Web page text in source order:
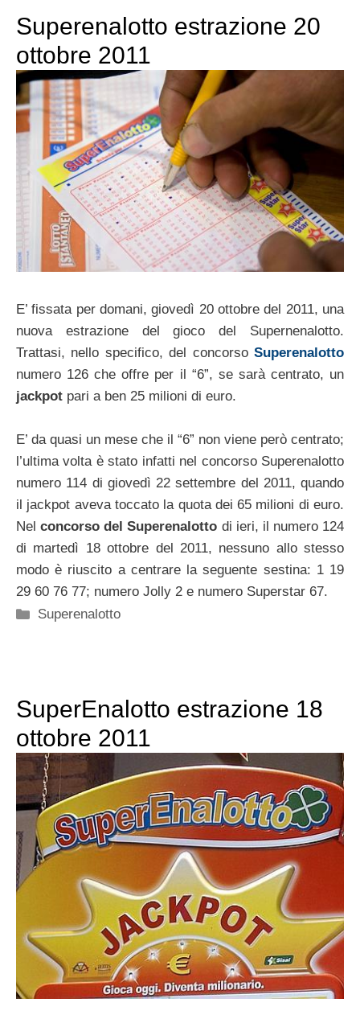
Superenalotto estrazione 20
ottobre 2011
E’ fissata per domani, giovedì 20 ottobre del 2011, una
nuova estrazione del gioco del Supernenalotto.
Trattasi, nello specifico, del concorso Superenalotto
numero 126 che offre per il “6”, se sarà centrato, un
jackpot pari a ben 25 milioni di euro.
E’ da quasi un mese che il “6” non viene però centrato;
l’ultima volta è stato infatti nel concorso Superenalotto
numero 114 di giovedì 22 settembre del 2011, quando
il jackpot aveva toccato la quota dei 65 milioni di euro.
Nelconcorso del Superenalotto di ieri, il numero 124
di martedì 18 ottobre del 2011, nessuno allo stesso
modo è riuscito a centrare la seguente sestina: 1 19
29 60 76 77; numero Jolly 2 e numero Superstar 67.
Categorie
Superenalotto
SuperEnalotto estrazione 18
ottobre 2011